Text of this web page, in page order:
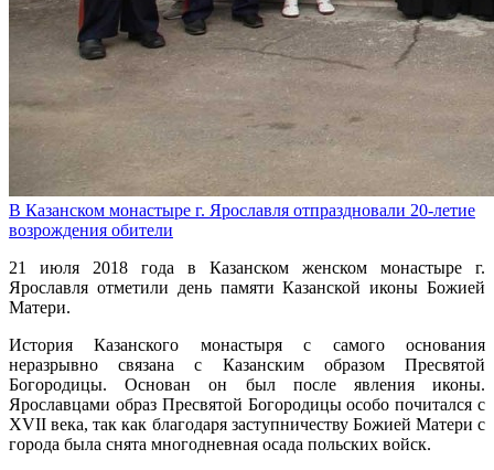
В Казанском монастыре г. Ярославля отпраздновали 20-летие
возрождения обители
21 июля 2018 года в Казанском женском монастыре г.
Ярославля отметили день памяти Казанской иконы Божией
Матери.
История Казанского монастыря с самого основания
неразрывно связана с Казанским образом Пресвятой
Богородицы. Основан он был после явления иконы.
Ярославцами образ Пресвятой Богородицы особо почитался с
XVII века, так как благодаря заступничеству Божией Матери с
города была снята многодневная осада польских войск.